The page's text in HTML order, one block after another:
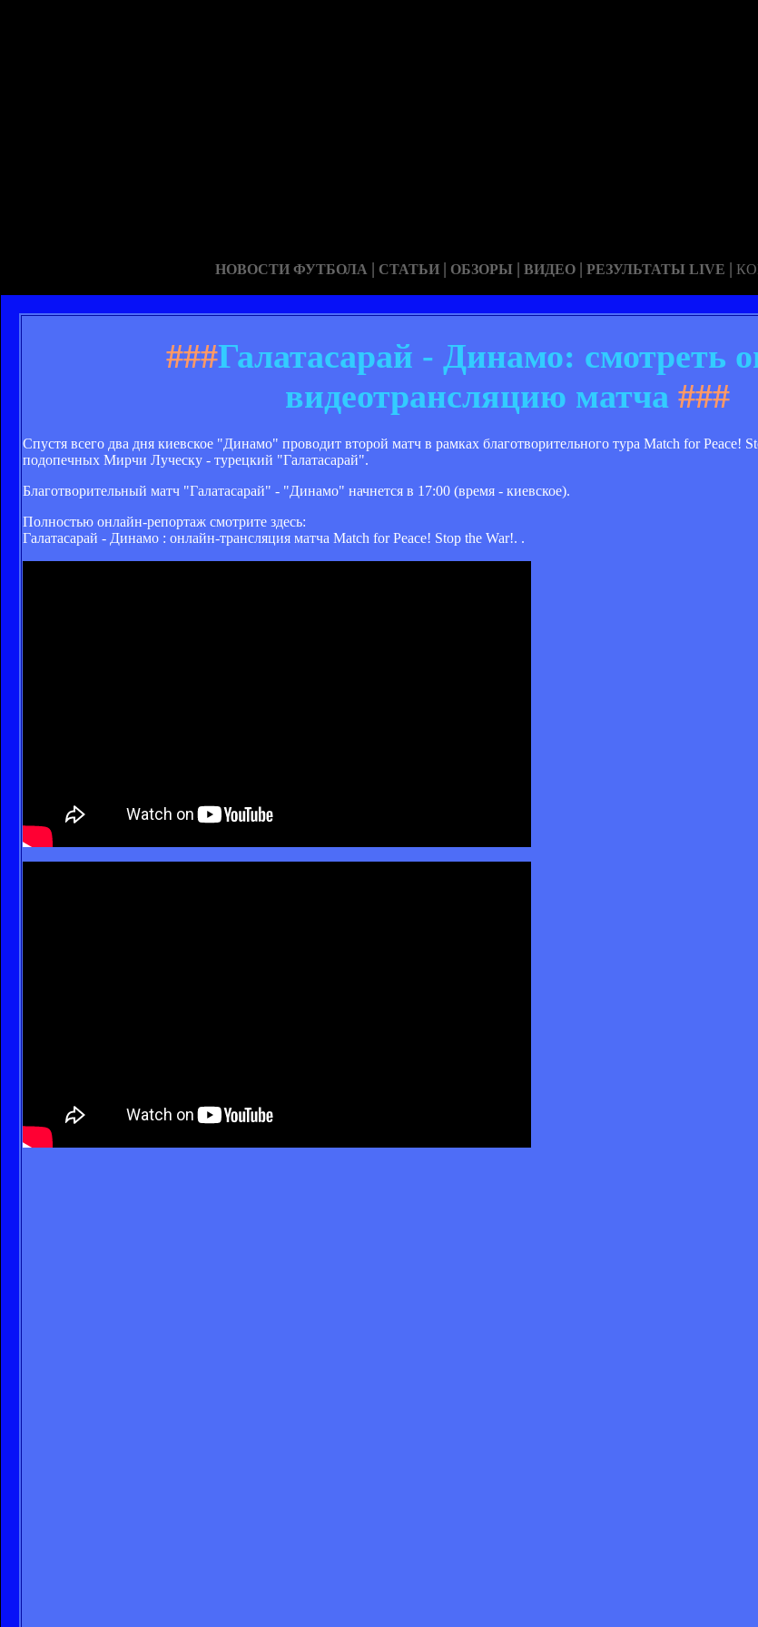
НОВОСТИ ФУТБОЛА | СТАТЬИ | ОБЗОРЫ | ВИДЕО | РЕЗУЛЬТАТЫ LIVE |
###Галатасарай - Динамо: смотреть
видеотрансляцию матча ###
Спустя всего два дня киевское "Динамо" проводит второй матч в рамках благотворительного тура Match for Peace!
подопечных Мирчи Луческу - турецкий "Галатасарай".
Благотворительный матч "Галатасарай" - "Динамо" начнется в 17:00 (время - киевское).
Полностью онлайн-репортаж смотрите здесь:
Галатасарай - Динамо : онлайн-трансляция матча Match for Peace! Stop the War!. .